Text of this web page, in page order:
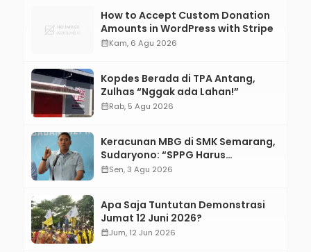
How to Accept Custom Donation
Amounts in WordPress with Stripe
calendar_monthKam, 6 Agu 2026
Kopdes Berada di TPA Antang,
Zulhas “Nggak ada Lahan!”
calendar_monthRab, 5 Agu 2026
Keracunan MBG di SMK Semarang,
Sudaryono: “SPPG Harus
Bertanggung Jawab!”
calendar_monthSen, 3 Agu 2026
Apa Saja Tuntutan Demonstrasi
Jumat 12 Juni 2026?
calendar_monthJum, 12 Jun 2026